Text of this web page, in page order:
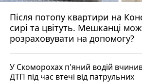
Після потопу квартири на
сирі та цвітуть. Мешканці
розраховувати на допомогу?
У Скоморохах п'яний водій
ДТП під час втечі від патрульних